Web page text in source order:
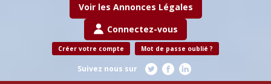
Voir les Annonces Légales
Connectez-vous
Créer votre compte Mot de passe oublié ?
Suivez nous sur